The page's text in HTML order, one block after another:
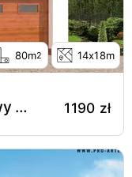
80m2 14x18m
G298 garaż dwustanowiskowy z pomieszczeniem gospodarczym i poddaszem użytkowym 1190 zł